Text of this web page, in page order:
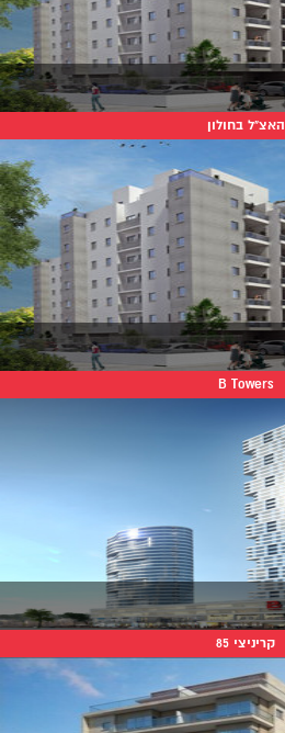
האצ"ל בחולון
B Towers
קריניצי 85